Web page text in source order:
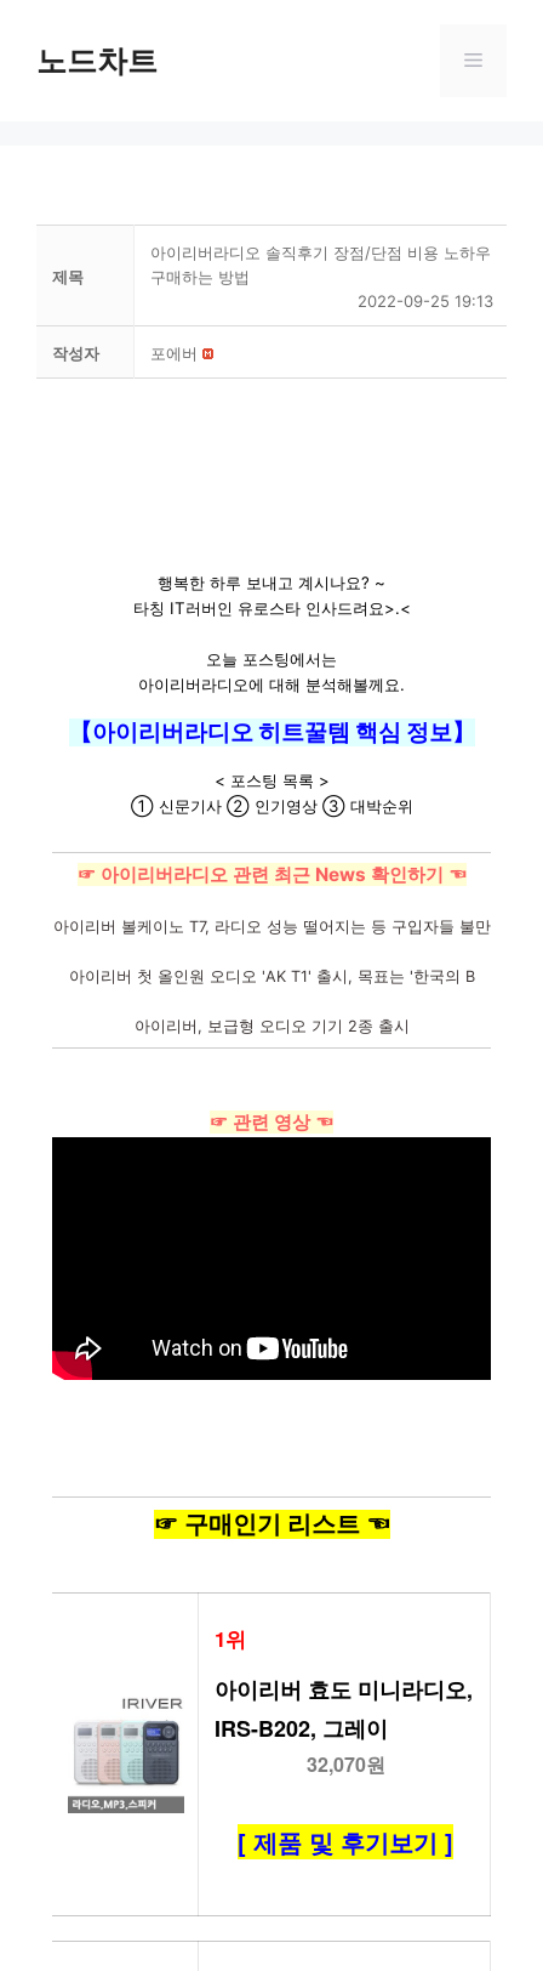
content노드차트 Menu
제목
아이리버라디오 솔직후기 장점/단점 비용 노하우
구매하는 방법
2022-09-25 19:13
작성자 포에버
행복한 하루 보내고 계시나요? ~
타칭 IT러버인 유로스타 인사드려요>.<
오늘 포스팅에서는
아이리버라디오에 대해 분석해볼께요.
【아이리버라디오 히트꿀템 핵심 정보】
< 포스팅 목록 >
① 신문기사 ② 인기영상 ③ 대박순위
☞ 아이리버라디오 관련 최근 News 확인하기 ☜
아이리버 볼케이노 T7, 라디오 성능 떨어지는 등 구입자들 불만
아이리버 첫 올인원 오디오 'AK T1' 출시, 목표는 '한국의 B
아이리버, 보급형 오디오 기기 2종 출시
☞ 관련 영상 ☜
☞ 구매인기 리스트 ☜
1위
아이리버 효도 미니라디오,
IRS-B202, 그레이
32,070원
[ 제품 및 후기보기 ]